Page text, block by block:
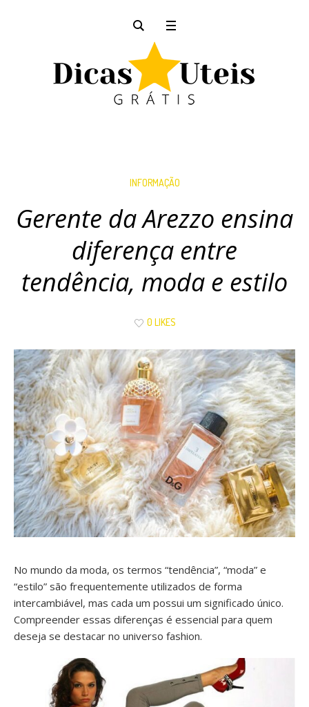
INFORMAÇÃO
Gerente da Arezzo ensina
diferença entre
tendência, moda e estilo
0 LIKES
No mundo da moda, os termos “tendência”, “moda” e
“estilo” são frequentemente utilizados de forma
intercambiável, mas cada um possui um significado único.
Compreender essas diferenças é essencial para quem
deseja se destacar no universo fashion.